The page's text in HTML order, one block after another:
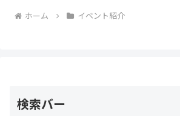
ホーム イベント紹介
検索バー